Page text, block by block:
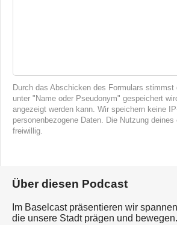
Durch das Abschicken des Formulars
unter "Name oder Pseudonym" gespeichert
angezeigt werden kann. Wir speichern keine
personenbezogene Daten. Die Nutzung
freiwillig.
Über diesen Podcast
Im Baselcast präsentieren wir
die unsere Stadt prägen und